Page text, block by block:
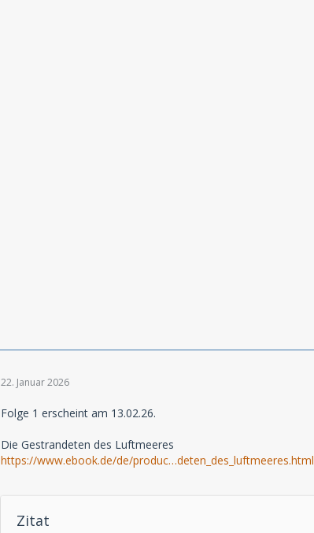
22. Januar 2026
Folge 1 erscheint am 13.02.26.
Die Gestrandeten des Luftmeeres
https://www.ebook.de/de/produc…deten_des_luftmeeres.html
Zitat